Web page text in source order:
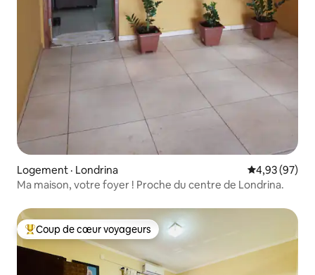
Logement · Londrina Note
4,93 (97)
Ma maison, votre foyer ! Proche du centre de Londrina.
Coup de cœur voyageurs parmi les plus aimés
Coup de cœur voyageurs